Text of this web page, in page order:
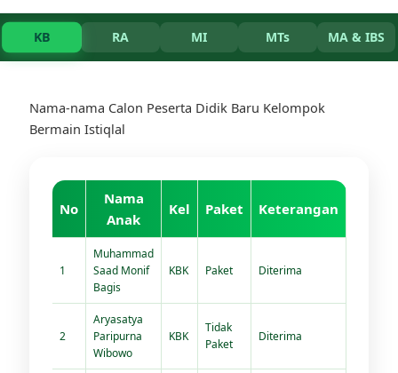
KB RA MI MTs MA & IBS
Nama-nama Calon Peserta Didik Baru Kelompok
Bermain Istiqlal
No
Nama
Anak
Kel Paket Keterangan
1
Muhammad
Saad Monif
Bagis
KBK Paket Diterima
2
Aryasatya
Paripurna
Wibowo
KBK
Tidak
Paket
Diterima